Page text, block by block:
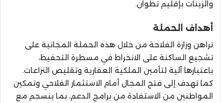
والزينات بإقليم تطوان.
أهداف الحملة
تراهن وزارة الفلاحة من خلال هذه الحملة المجانية على
تشجيع الساكنة على الانخراط في مسطرة التحفيظ،
باعتبارها آلية لتأمين الملكية العقارية وتقليص النزاعات.
كما تهدف إلى فتح المجال أمام الاستثمار الفلاحي وتمكين
المواطنين من الاستفادة من برامج الدعم، بما ينسجم مع